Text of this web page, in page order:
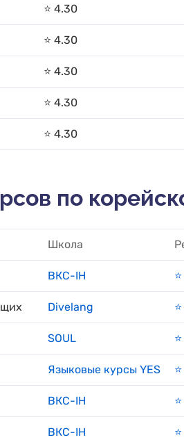
⭐️ 4.30
⭐️ 4.30
⭐️ 4.30
⭐️ 4.30
⭐️ 4.30
по
Школа
ВКС-IH
Divelang
SOUL
Языковые курсы YES
ВКС-IH
ВКС-IH